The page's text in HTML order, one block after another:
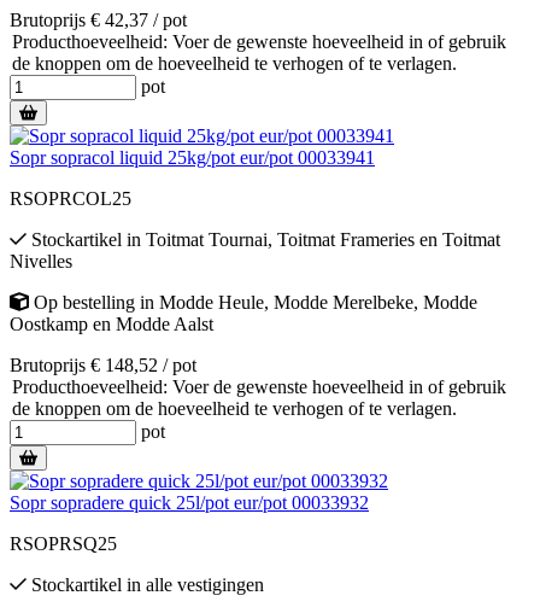
Brutoprijs € 42,37 / pot
Producthoeveelheid: Voer de gewenste hoeveelheid in of gebruik
de knoppen om de hoeveelheid te verhogen of te verlagen.
pot
Sopr sopracol liquid 25kg/pot eur/pot 00033941
RSOPRCOL25
Stockartikel in Toitmat Tournai, Toitmat Frameries en Toitmat
Nivelles
Op bestelling in Modde Heule, Modde Merelbeke, Modde
Oostkamp en Modde Aalst
Brutoprijs € 148,52 / pot
Producthoeveelheid: Voer de gewenste hoeveelheid in of gebruik
de knoppen om de hoeveelheid te verhogen of te verlagen.
pot
Sopr sopradere quick 25l/pot eur/pot 00033932
RSOPRSQ25
Stockartikel in alle vestigingen